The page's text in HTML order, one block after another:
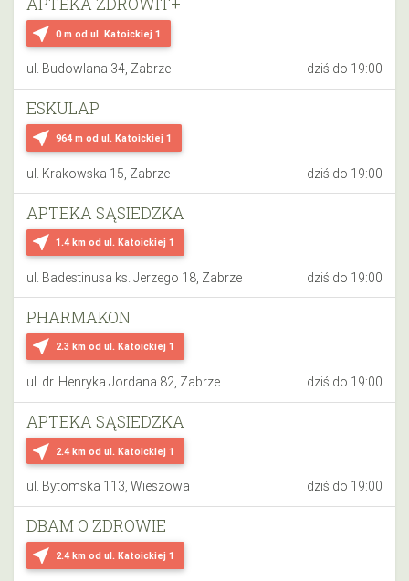
near_me 0 m od ul. Katoickiej 1
ul. Budowlana 34, Zabrze dziś do 19:00
near_me 964 m od ul. Katoickiej 1
ESKULAP
ul. Krakowska 15, Zabrze dziś do 19:00
near_me 1.4 km od ul. Katoickiej 1
APTEKA SĄSIEDZKA
ul. Badestinusa ks. Jerzego 18, Zabrze dziś do 19:00
near_me 2.3 km od ul. Katoickiej 1
PHARMAKON
ul. dr. Henryka Jordana 82, Zabrze dziś do 19:00
near_me 2.4 km od ul. Katoickiej 1
APTEKA SĄSIEDZKA
ul. Bytomska 113, Wieszowa dziś do 19:00
near_me 2.4 km od ul. Katoickiej 1
DBAM O ZDROWIE